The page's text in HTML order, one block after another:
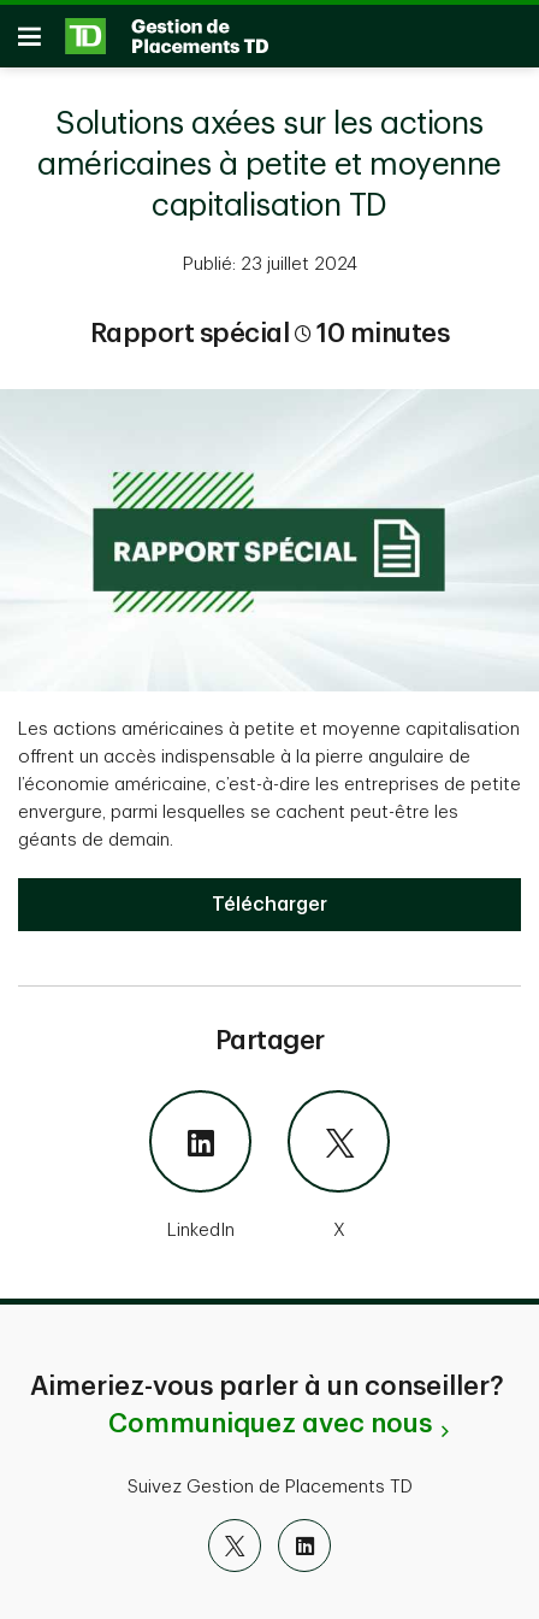
Passer au contenu principal
Ouvrir
Solutions axées sur les actions
américaines à petite et moyenne
capitalisation TD
Publié: 23 juillet 2024
Rapport spécial 10 minutes
Les actions américaines à petite et moyenne capitalisation
offrent un accès indispensable à la pierre angulaire de
l’économie américaine, c’est-à-dire les entreprises de petite
envergure, parmi lesquelles se cachent peut-être les
géants de demain.
Télécharger
Partager
LinkedIn X
Aimeriez-vous parler à un conseiller?
Communiquez avec nous
Suivez Gestion de Placements TD